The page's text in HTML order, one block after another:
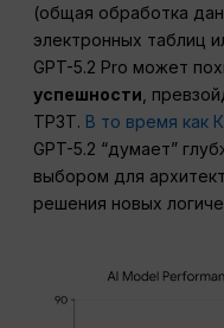
(общая обработка
электронных таблиц
GPT-5.2 Pro может
успешности,
TP3T. В то время как
GPT-5.2 “думает”
выбором для
решения новых